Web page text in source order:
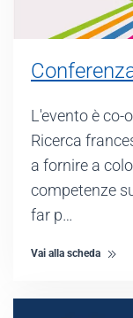
L'evento è co-
Ricerca
a fornire a
competenze
far p…
Vai alla scheda